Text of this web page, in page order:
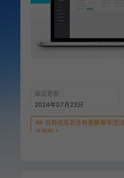
最近更新
2024年07月23日
当前信息若含有黄赌毒等违
此举报！